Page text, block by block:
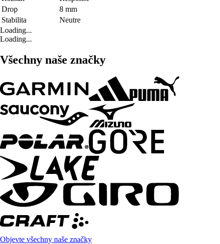
Drop
8 mm
Stabilita
Neutre
Loading...
Loading...
Všechny naše značky
Objevte všechny naše značky